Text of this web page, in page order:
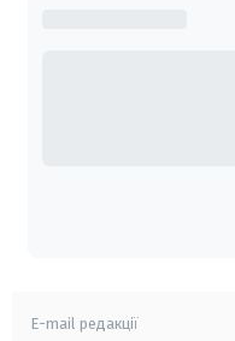
E-mail редакції